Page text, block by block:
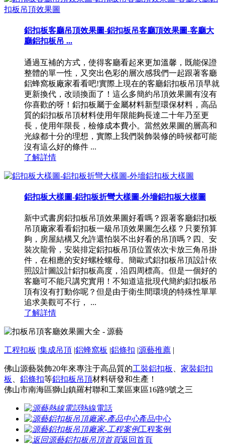
鋁扣板客廳吊頂效果圖-鋁扣板吊客廳頂效果圖-客廳大
廳鋁扣板吊 ...
通過互補的方式，使得客廳看起來更加溫馨，既能保證
整體的單一性，又突出色彩的層次感我們一起跟著客廳
鋁蜂窩板廠家看看吧!實際上現在的客廳鋁扣板吊頂早就
更新換代，改頭換面了！這么多簡約吊頂效果圖有沒有
你喜歡的呀！鋁扣板屬于金屬材料新型環保材料，高品
質的鋁扣板吊頂材料使用年限能夠長達二十年乃至更
長，使用年限長，檢修成本費小。當然效果圖的層高和
光線都十分的理想，實際上我們裝飾裝修的時候都可能
沒有這么好的條件 ...
了解詳情
鋁扣板大樣圖-鋁扣板折彎大樣圖-外墻鋁扣板大樣圖
新中式書房鋁扣板吊頂效果圖好看嗎？跟著客廳鋁扣板
吊頂廠家看看鋁扣板一級吊頂效果圖怎么樣？只要預算
夠，房屋結構又允許還怕裝不出好看的吊頂嗎？四、安
裝次龍骨，安裝排定鋁扣板吊頂位置依次卡放三角吊掛
件，在相應的安好螺栓螺母。簡歐式鋁扣板吊頂設計依
照設計圖設計鋁扣板高度，沿四周標高。但是一個好的
客廳可不能只講究實用！不知道這批現代簡約鋁扣板吊
頂有沒有打動你呢？但是由于衛生間環境的特殊性單單
追求美觀可不行， ...
了解詳情
工程扣板 |集成吊頂 |鋁蜂窩板 |鋁條扣 |源藝推薦 |
佛山源藝裝飾20年來專注于高品質的工裝鋁扣板
家裝鋁扣
板
鋁條扣等鋁扣板吊頂材料研發和生產！
佛山市南海區獅山鎮羅村聯和工業區東區16路9號之三
熱線電話
產品中心
工程案例
返回首頁